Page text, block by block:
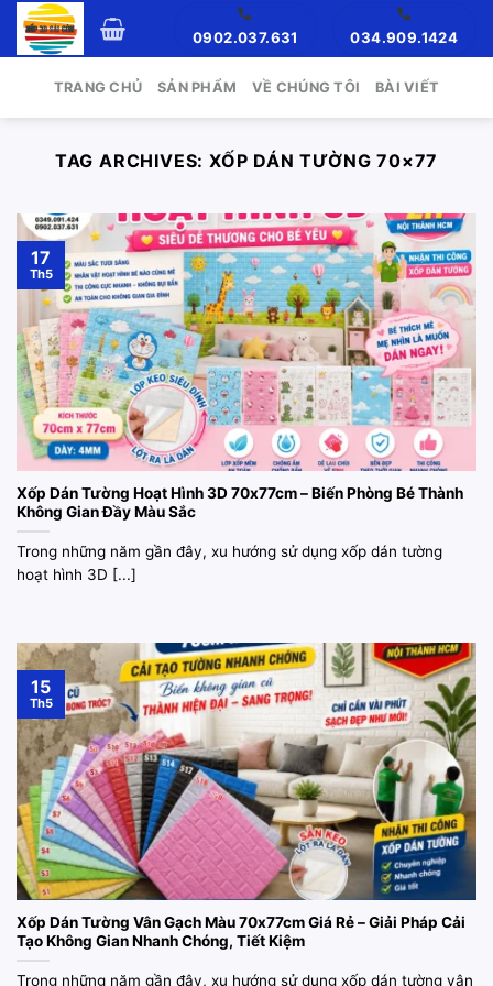
Skip
0902.037.631 034.909.1424
TRANG CHỦ SẢN PHẨM VỀ CHÚNG TÔI BÀI VIẾT
TAG ARCHIVES: XỐP DÁN TƯỜNG 70×77
Xốp Dán Tường Hoạt Hình 3D 70x77cm – Biến Phòng Bé Thành
Không Gian Đầy Màu Sắc
Trong những năm gần đây, xu hướng sử dụng xốp dán tường
hoạt hình 3D [...]
17
Th5
Xốp Dán Tường Vân Gạch Màu 70x77cm Giá Rẻ – Giải Pháp Cải
Tạo Không Gian Nhanh Chóng, Tiết Kiệm
Trong những năm gần đây, xu hướng sử dụng xốp dán tường vân
15
Th5